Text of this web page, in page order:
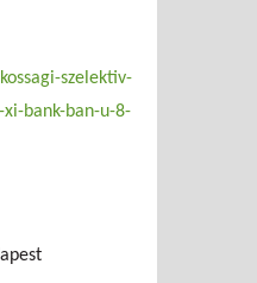
szelektiv-
bank-ban-u-8-